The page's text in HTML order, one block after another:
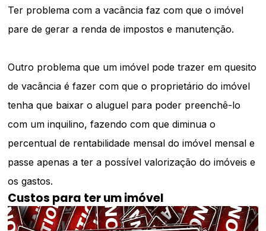
Ter problema com a vacância faz com que o imóvel
pare de gerar a renda de impostos e manutenção.
Outro problema que um imóvel pode trazer em quesito
de vacância é fazer com que o proprietário do imóvel
tenha que baixar o aluguel para poder preenchê-lo
com um inquilino, fazendo com que diminua o
percentual de rentabilidade mensal do imóvel mensal e
passe apenas a ter a possível valorização do imóveis e
os gastos.
Custos para ter um imóvel